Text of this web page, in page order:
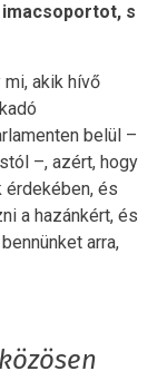
s
akik hívő
belül –
–, azért, hogy
érdekében, és
a hazánkért, és
arra,